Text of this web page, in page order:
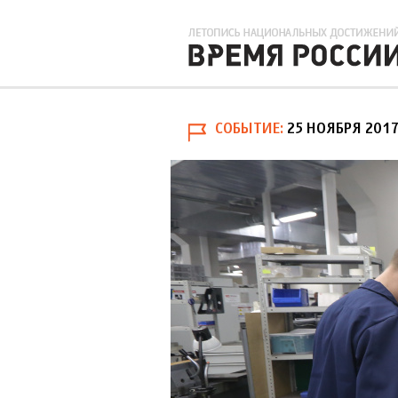
СОБЫТИЕ 25 НОЯБРЯ 2017